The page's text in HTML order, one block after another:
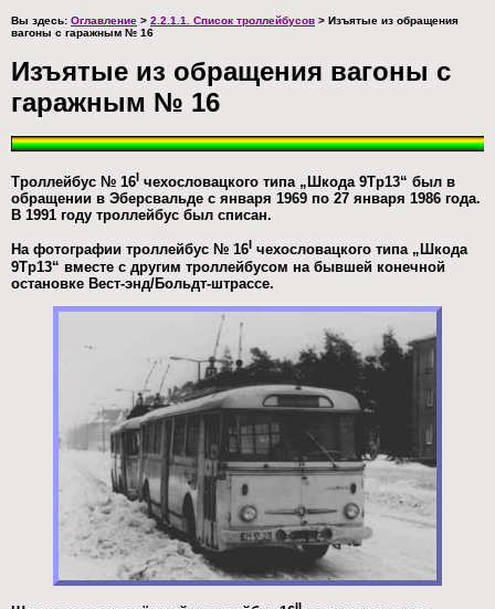
Вы здесь: Оглавление > 2.2.1.1. Список троллейбусов > Изъятые из обращения
вагоны с гаражным № 16
Изъятые из обращения вагоны с
гаражным № 16
Троллейбус № 16I чехословацкого типа „Шкода 9Тр13“ был в
обращении в Эберсвальде с января 1969 по 27 января 1986 года.
В 1991 году троллейбус был списан.
На фотографии троллейбус № 16 чехословацкого типа „Шкода
9Тр13“ вместе с другим троллейбусом на бывшей конечной
остановке Вест-энд/Больдт-штрассе.